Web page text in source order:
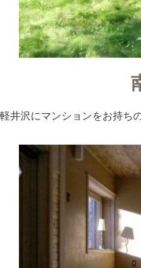
軽井沢にマンションをお持ち